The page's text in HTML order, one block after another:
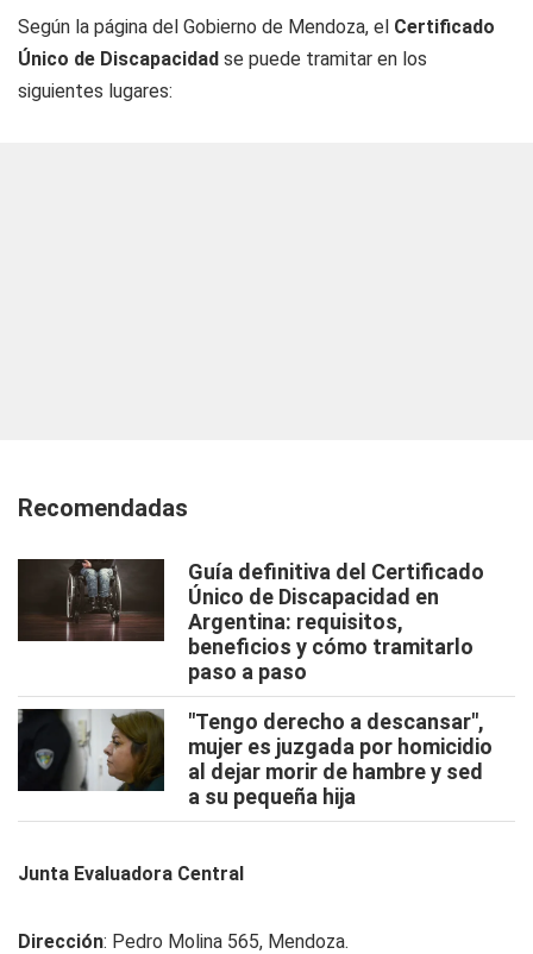
Según la página del Gobierno de Mendoza, el Certificado
Único de Discapacidad se puede tramitar en los
siguientes lugares:
Recomendadas
Guía definitiva del Certificado
Único de Discapacidad en
Argentina: requisitos,
beneficios y cómo tramitarlo
paso a paso
"Tengo derecho a descansar",
mujer es juzgada por homicidio
al dejar morir de hambre y sed
a su pequeña hija
Junta Evaluadora Central
Dirección: Pedro Molina 565, Mendoza.